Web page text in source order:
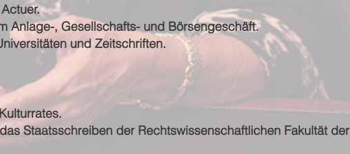
Anlage-, Gesellschafts- und Börsengeschäft.
und Zeitschriften.
Staatsschreiben der Rechtswissenschaftlichen Fakultät der